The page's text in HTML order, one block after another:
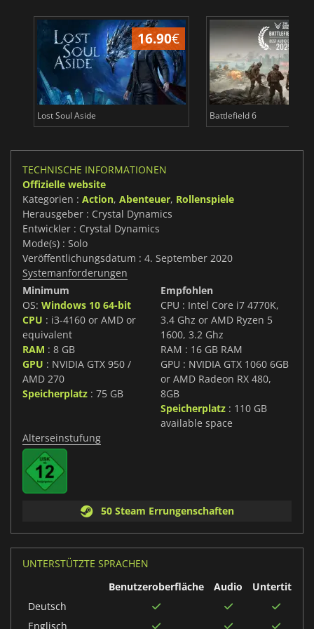
16.90€
Lost Soul Aside Battlefield 6
TECHNISCHE INFORMATIONEN
Offizielle website
Kategorien : Action, Abenteuer, Rollenspiele
Herausgeber : Crystal Dynamics
Entwickler : Crystal Dynamics
Mode(s) : Solo
Veröffentlichungsdatum : 4. September 2020
Systemanforderungen
Minimum
OS: Windows 10 64-bit
CPU : i3-4160 or AMD or
equivalent
RAM : 8 GB
GPU : NVIDIA GTX 950 /
AMD 270
Speicherplatz : 75 GB
Empfohlen
CPU : Intel Core i7 4770K,
3.4 Ghz or AMD Ryzen 5
1600, 3.2 Ghz
RAM : 16 GB RAM
GPU : NVIDIA GTX 1060 6GB
or AMD Radeon RX 480,
8GB
Speicherplatz : 110 GB
available space
Alterseinstufung
50 Steam Errungenschaften
UNTERSTÜTZTE SPRACHEN
Benutzeroberfläche
Audio
Untertitel
Deutsch
Englisch